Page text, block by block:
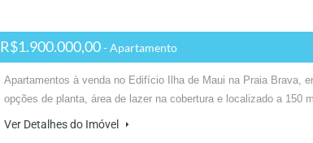
R$1.900.000,00- Apartamento
Apartamentos à venda no Edifício Ilha de Maui na Praia Brava,
opções de planta, área de lazer na cobertura e localizado a 150
Ver Detalhes do Imóvel